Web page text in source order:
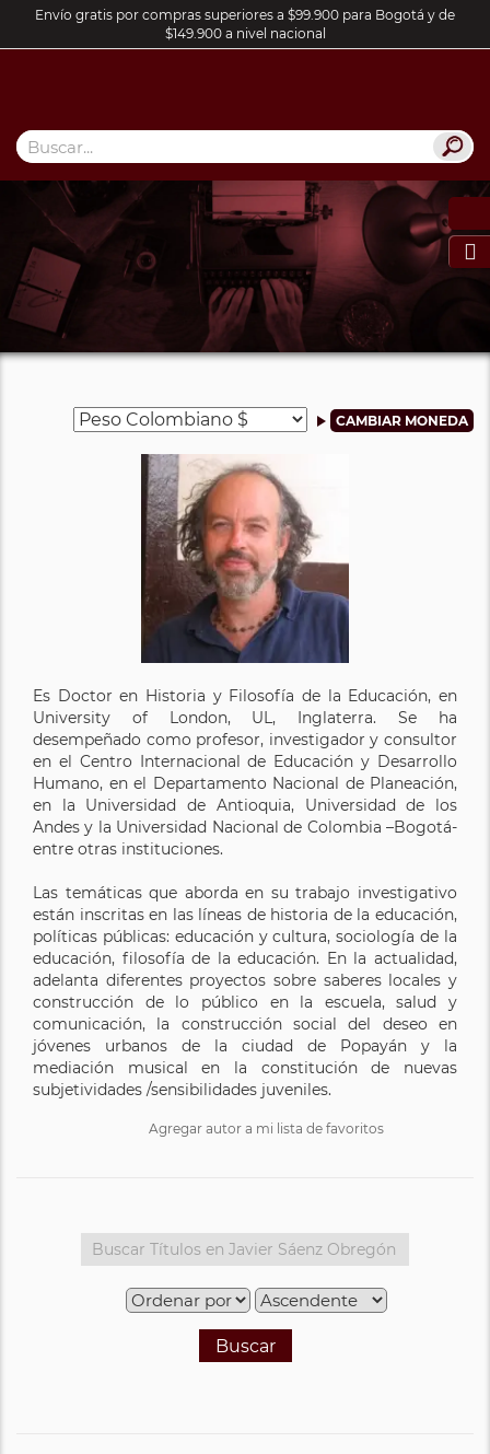
Envío gratis por compras superiores a $99.900 para Bogotá y de
$149.900 a nivel nacional

Es Doctor en Historia y Filosofía de la Educación, en
University of London, UL, Inglaterra. Se ha
desempeñado como profesor, investigador y consultor
en el Centro Internacional de Educación y Desarrollo
Humano, en el Departamento Nacional de Planeación,
en la Universidad de Antioquia, Universidad de los
Andes y la Universidad Nacional de Colombia –Bogotá-
entre otras instituciones.
Las temáticas que aborda en su trabajo investigativo
están inscritas en las líneas de historia de la educación,
políticas públicas: educación y cultura, sociología de la
educación, filosofía de la educación. En la actualidad,
adelanta diferentes proyectos sobre saberes locales y
construcción de lo público en la escuela, salud y
comunicación, la construcción social del deseo en
jóvenes urbanos de la ciudad de Popayán y la
mediación musical en la constitución de nuevas
subjetividades /sensibilidades juveniles.
Agregar autor a mi lista de favoritos
Buscar